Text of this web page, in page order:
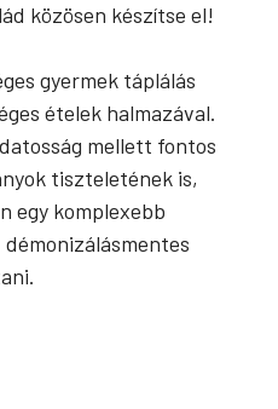
közösen készítse el!
gyermek táplálás
ételek halmazával.
mellett fontos
tiszteletének is,
egy komplexebb